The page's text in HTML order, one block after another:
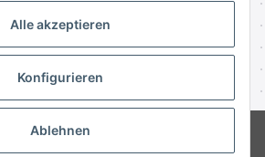
Alle akzeptieren
Konfigurieren
Ablehnen
Vertrag widerrufen
USt., zzgl.
2026 Keystickers.de
Powered byJTL-Shop